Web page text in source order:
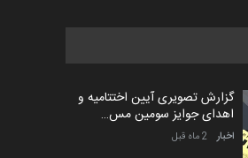
گزارش تصویری آیین اختتامیه و
اهدای جوایز سومین مس…
اخبار 2 ماه قبل